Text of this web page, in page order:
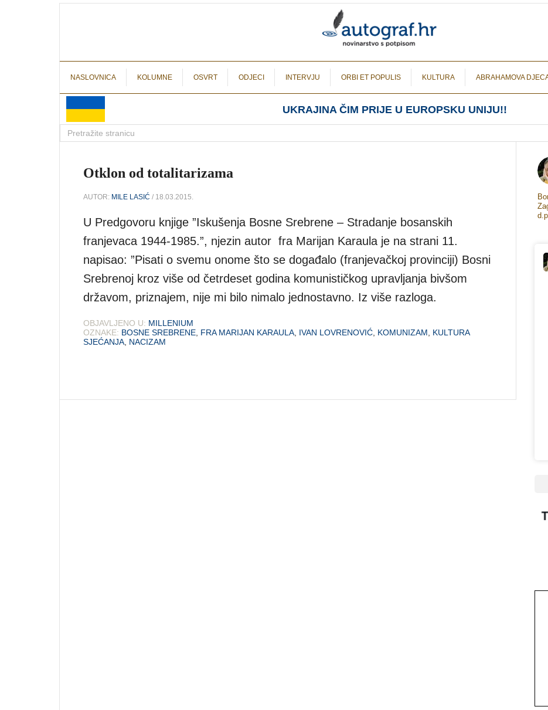
NASLOVNICA KOLUMNE OSVRT ODJECI INTERVJU ORBI ET POPULIS KULTURA ABRAHAMOVA
UKRAJINA ČIM PRIJE U EUROPSKU UNIJU!!
Otklon od totalitarizama
AUTOR: MILE LASIĆ / 18.03.2015.
U Predgovoru knjige ”Iskušenja Bosne Srebrene – Stradanje bosanskih
franjevaca 1944-1985.”, njezin autor fra Marijan Karaula je na strani 11.
napisao: ”Pisati o svemu onome što se događalo (franjevačkoj provinciji) Bosni
Srebrenoj kroz više od četrdeset godina komunističkog upravljanja bivšom
državom, priznajem, nije mi bilo nimalo jednostavno. Iz više razloga.
OBJAVLJENO U: MILLENIUM
OZNAKE: BOSNE SREBRENE FRA MARIJAN KARAULA IVAN LOVRENOVIĆ KOMUNIZAM
KULTURA
SJEĆANJA NACIZAM